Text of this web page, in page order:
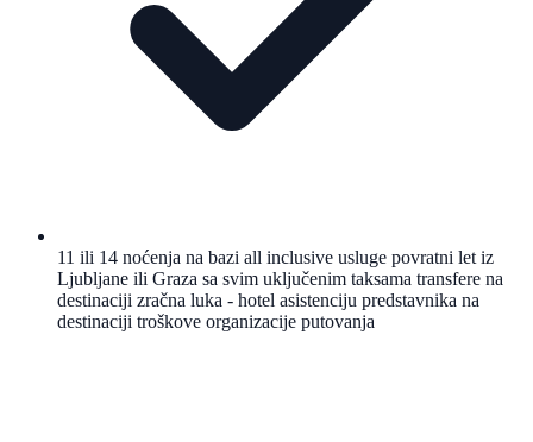
11 ili 14 noćenja na bazi all inclusive usluge povratni let iz
Ljubljane ili Graza sa svim uključenim taksama transfere na
destinaciji zračna luka - hotel asistenciju predstavnika na
destinaciji troškove organizacije putovanja